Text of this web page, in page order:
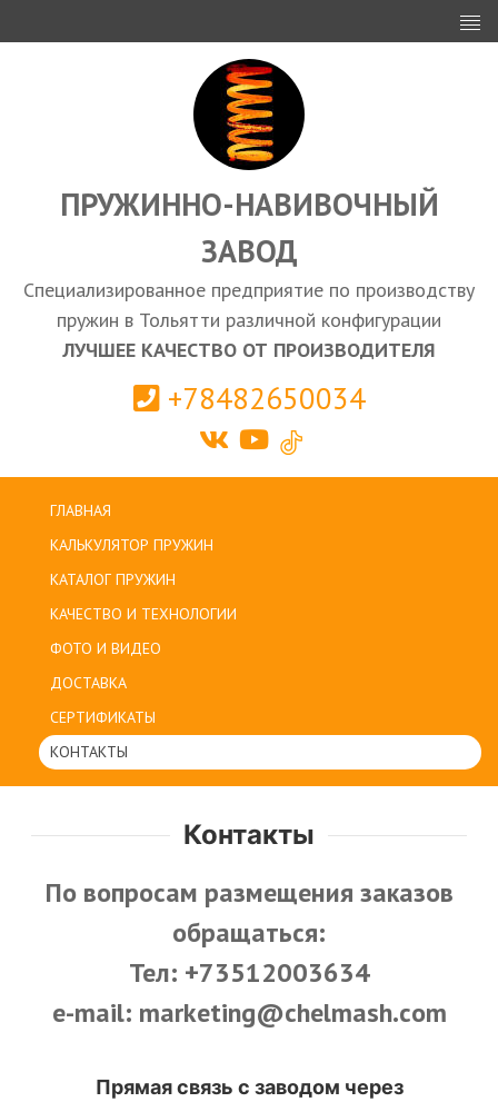
ИНВЕСТОРАМ
ПРОЕКТИРОВАНИЕ
ЭКСПОРТ
ЗАКУПКИ
КАЛЬКУЛЯТОР ПРУЖИН
Тольятти
ПРУЖИННО-НАВИВОЧНЫЙ
ЗАВОД
Специализированное предприятие по производству
пружин в Тольятти различной конфигурации
ЛУЧШЕЕ КАЧЕСТВО ОТ ПРОИЗВОДИТЕЛЯ
+78482650034
ГЛАВНАЯ
КАЛЬКУЛЯТОР ПРУЖИН
КАТАЛОГ ПРУЖИН
КАЧЕСТВО И ТЕХНОЛОГИИ
ФОТО И ВИДЕО
ДОСТАВКА
СЕРТИФИКАТЫ
КОНТАКТЫ
Контакты
По вопросам размещения заказов
обращаться:
Тел: +73512003634
e-mail: marketing@chelmash.com
Прямая связь с заводом через